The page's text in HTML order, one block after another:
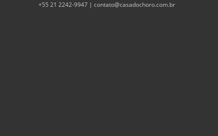
+55 21 2242-9947 | contato@casadochoro.com.br